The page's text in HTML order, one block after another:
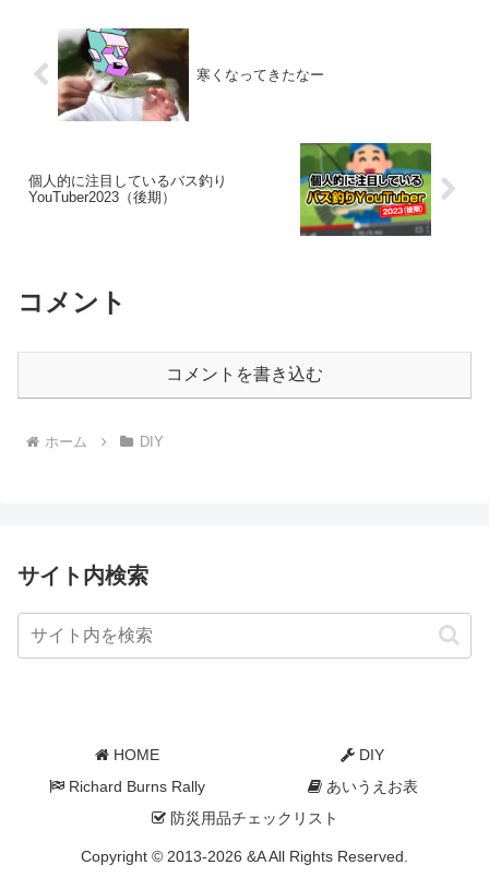
寒くなってきたなー
個人的に注目しているバス釣り
YouTuber2023（後期）
コメント
コメントを書き込む
ホーム DIY
サイト内検索
HOME
DIY
Richard Burns Rally
あいうえお表
防災用品チェックリスト
Copyright © 2013-2026 &A All Rights Reserved.